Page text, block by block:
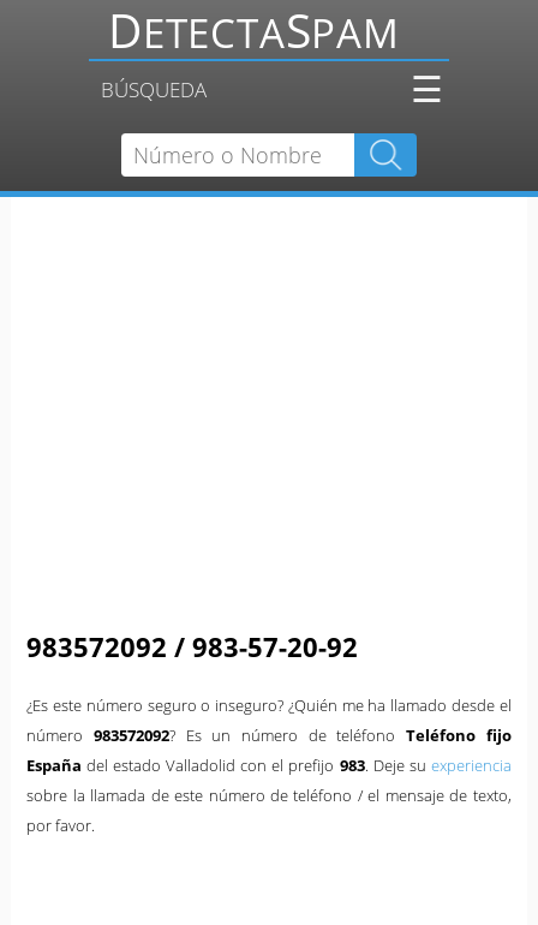
BÚSQUEDA ☰
983572092 / 983-57-20-92
¿Es este número seguro o inseguro? ¿Quién me ha llamado desde el
número983572092? Es un número de teléfono Teléfono fijo
España del estado Valladolid con el prefijo 983. Deje su experiencia
sobre la llamada de este número de teléfono / el mensaje de texto,
por favor.